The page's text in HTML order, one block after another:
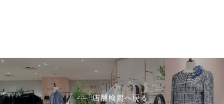
店舗検索へ戻る